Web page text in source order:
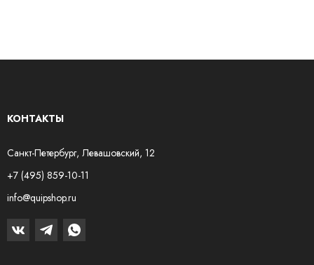
КОНТАКТЫ
Санкт-Петербург, Левашовский, 12
+7 (495) 859-10-11
info@quipshop.ru